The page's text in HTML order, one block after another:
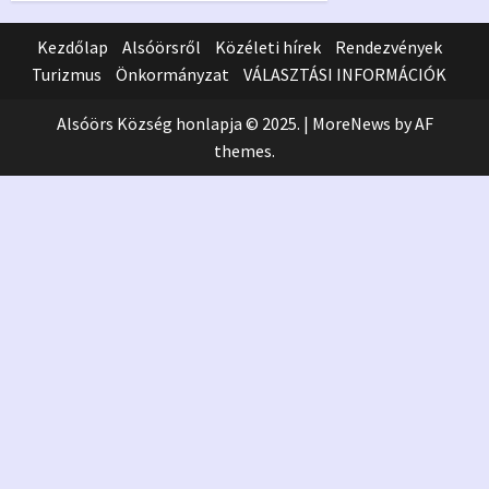
Kezdőlap Alsóörsről Közéleti hírek
Rendezvények
Turizmus
Önkormányzat VÁLASZTÁSI INFORMÁCIÓK
Alsóörs Község honlapja © 2025. | MoreNews by AF
themes.